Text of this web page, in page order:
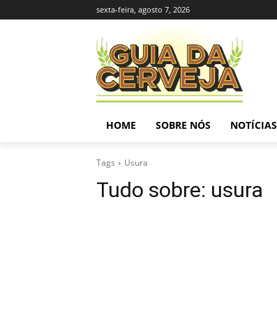
sexta-feira, agosto 7, 2026
HOME SOBRE NÓS NOTÍCIAS
Tags Usura
Tudo sobre: usura